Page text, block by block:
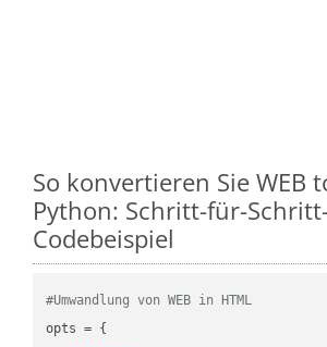
So konvertieren Sie WEB
Python: Schritt-für-
Codebeispiel
#Umwandlung von WEB in HTML
opts = {